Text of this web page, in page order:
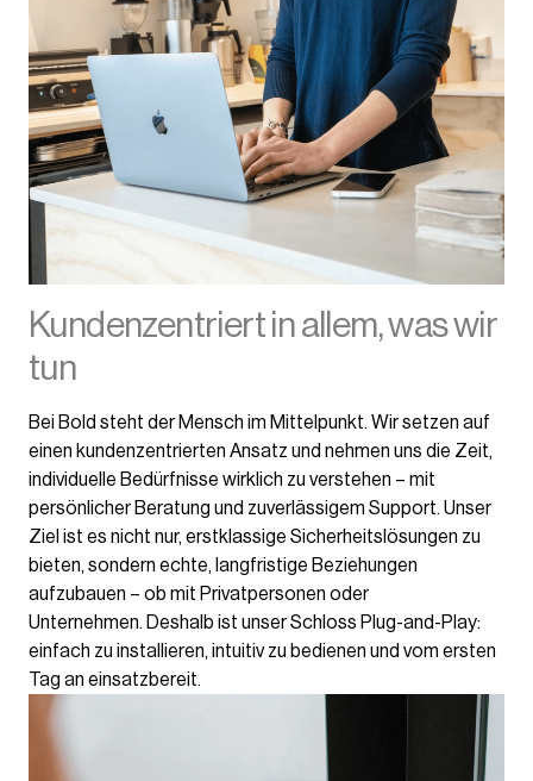
Kundenzentriert in allem, was wir
tun
Bei Bold steht der Mensch im Mittelpunkt. Wir setzen auf
einen kundenzentrierten Ansatz und nehmen uns die Zeit,
individuelle Bedürfnisse wirklich zu verstehen – mit
persönlicher Beratung und zuverlässigem Support. Unser
Ziel ist es nicht nur, erstklassige Sicherheitslösungen zu
bieten, sondern echte, langfristige Beziehungen
aufzubauen – ob mit Privatpersonen oder
Unternehmen. Deshalb ist unser Schloss Plug-and-Play:
einfach zu installieren, intuitiv zu bedienen und vom ersten
Tag an einsatzbereit.